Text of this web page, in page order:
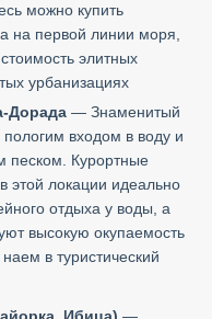
можно купить
на первой линии моря,
элитных
урбанизациях
Дорада — Знаменитый
входом в воду и
песком. Курортные
этой локации идеально
отдыха у воды, а
высокую окупаемость
в туристический